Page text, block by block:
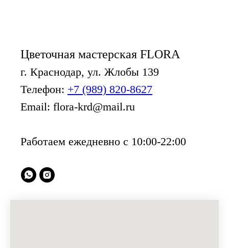
Цветочная мастерская FLORA
г. Краснодар, ул. Жлобы 139
Телефон: +7 (989) 820-8627
Email: flora-krd@mail.ru
Работаем ежедневно с 10:00-22:00